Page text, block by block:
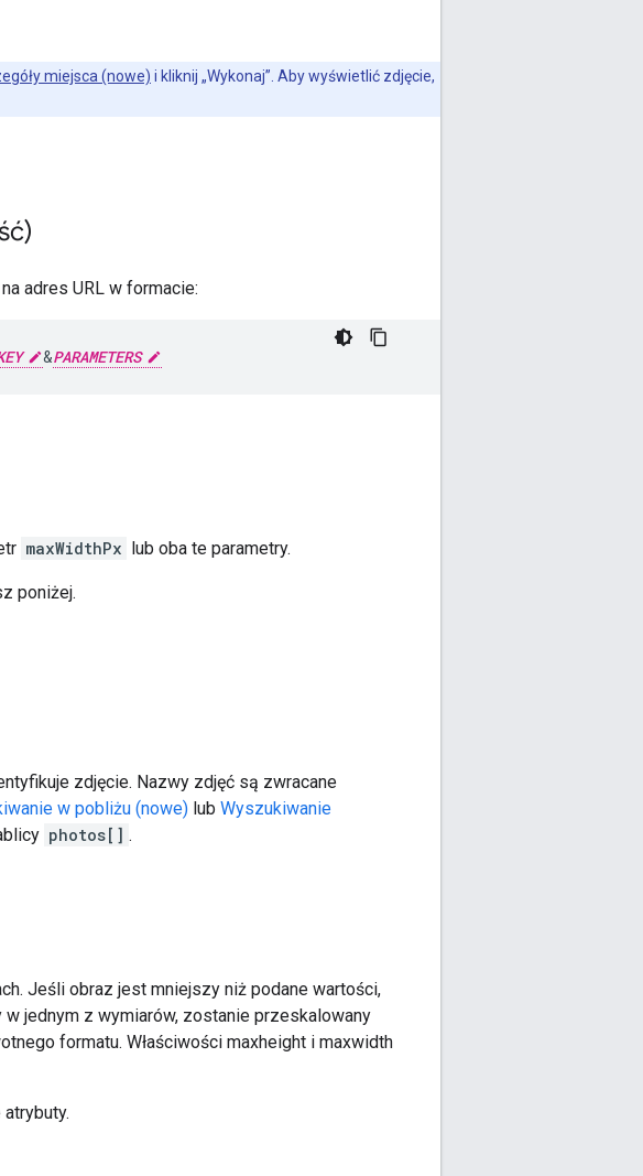
miejsca (nowe) i kliknij „Wykonaj”. Aby wyświetlić zdjęcie,
adres URL w formacie:
&PARAMETERS
maxWidthPx lub oba te parametry.
poniżej.
zdjęcie. Nazwy zdjęć są zwracane
w pobliżu (nowe) lub Wyszukiwanie
photos[] .
Jeśli obraz jest mniejszy niż podane wartości,
jednym z wymiarów, zostanie przeskalowany
formatu. Właściwości maxheight i maxwidth